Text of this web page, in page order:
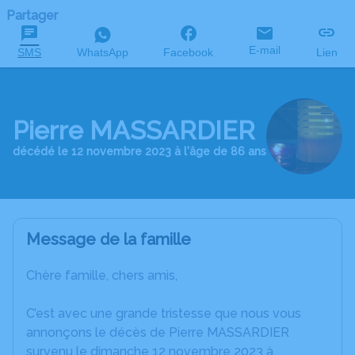
Partager
SMS WhatsApp Facebook E-mail Lien
Pierre MASSARDIER
décédé le 12 novembre 2023 à l'âge de 86 ans
Message de la famille
Chère famille, chers amis,
C’est avec une grande tristesse que nous vous
annonçons le décès de Pierre MASSARDIER
survenu le dimanche 12 novembre 2023 à